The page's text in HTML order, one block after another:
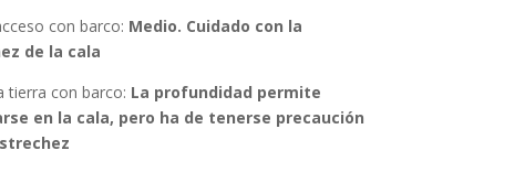
con barco: Medio. Cuidado con la
de la cala
tierra con barco: La profundidad permite
en la cala, pero ha de tenerse precaución